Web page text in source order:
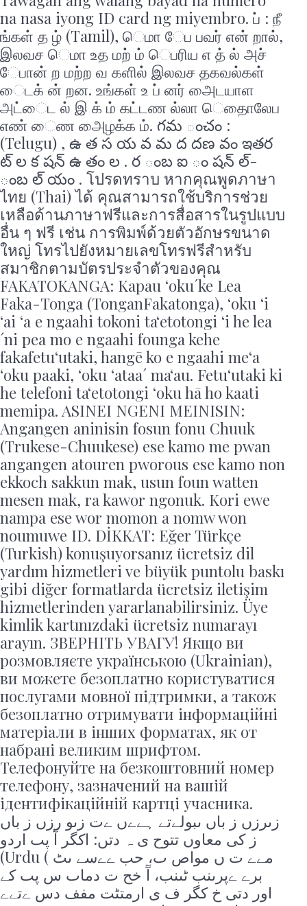
na nasa iyong ID card ng miyembro. ப் : நீ
ங்கள் த ழ் (Tamil), ெமா ேப பவர் என் றால்,
இலவச ெமா உத மற் ம் ெபரிய எ த் ல் அச்
ேபான் ற மற்ற வ களில் இலவச தகவல்கள்
ைடக் ன் றன. உங்கள் உ ப் னர் அைடயாள
அட்ைட ல் இ க் ம் கட்டண ல்லா ெதாைலேப
எண் ைண அைழக்க ம். గమ ంచం :
(Telugu) , ఉ త స య వ మ ద దణ వం ఇతర
ట్ ల క షన్ ఉ తం ల . ర ంబ ఐ ం షన్ ల్-
ంబ ల్ యం . โปรดทราบ หากคุณพูดภาษา
ไทย (Thai) ได้ คุณสามารถใช้บริการช่วย
เหลือด้านภาษาฟรีและการสื่อสารในรูปแบบ
อื่น ๆ ฟรี เช่น การพิมพ์ด้วยตัวอักษรขนาด
ใหญ่ โทรไปยังหมายเลขโทรฟรีสําหรับ
สมาชิกตามบัตรประจําตัวของคุณ
FAKATOKANGA: Kapau ‘oku´ke Lea
Faka-Tonga (TonganFakatonga), ‘oku ‘i
‘ai ‘a e ngaahi tokoni ta‘etotongi ‘i he lea
´ni pea mo e ngaahi founga kehe
fakafetu‘utaki, hangē ko e ngaahi me‘a
‘oku paaki, ‘oku ‘ataa´ ma‘au. Fetu‘utaki ki
he telefoni ta‘etotongi ‘oku hā ho kaati
memipa. ASINEI NGENI MEINISIN:
Angangen aninisin fosun fonu Chuuk
(Trukese-Chuukese) ese kamo me pwan
angangen atouren pworous ese kamo non
ekkoch sakkun mak, usun foun watten
mesen mak, ra kawor ngonuk. Kori ewe
nampa ese wor momon a nomw won
noumuwe ID. DİKKAT: Eğer Türkçe
(Turkish) konuşuyorsanız ücretsiz dil
yardım hizmetleri ve büyük puntolu baskı
gibi diğer formatlarda ücretsiz iletişim
hizmetlerinden yararlanabilirsiniz. Üye
kimlik kartınızdaki ücretsiz numarayı
arayın. ЗВЕРНІТЬ УВАГУ! Якщо ви
розмовляєте українською (Ukrainian),
ви можете безоплатно користуватися
послугами мовної підтримки, а також
безоплатно отримувати інформаційні
матеріали в інших форматах, як от
набрані великим шрифтом.
Телефонуйте на безкоштовний номер
телефону, зазначений на вашій
ідентифікаційній картці учасника.
زںرزں ز باں ںبولےتے ہےےں ےت زںو رزں ز باں
ز كی معاوں تتوح ی ہ دتں: اكگر آٓ پٮ اردو
(Urdu ( مےے ت ں مواص ٮ، حب ےےسے ںٹ
برے ےپرںنب ٹںنب، آٓ خح ت دماٮ س پٮ كے
اور دتی خ كگر ف ی ارمتٹت مفف دس ےتےے